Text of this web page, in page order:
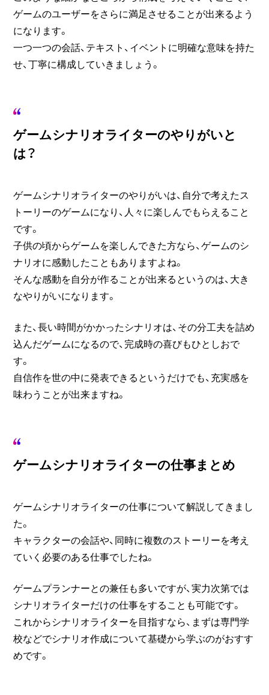
ゲームのユーザーをさらに満足させることが出来るよう
になります。
一つ一つの会話、テキスト、イベントに明確な意味を持た
せ、丁寧に構成していきましょう。
ゲームシナリオライターのやりがいと
は？
ゲームシナリオライターのやりがいは、自分で考えたス
トーリーのゲームになり、人々に楽しんでもらえること
です。
子供の頃からゲームを楽しんできた方なら、ゲームのシ
ナリオに感動したこともありますよね。
そんな感動を自分が作ることが出来るというのは、大き
なやりがいになります。
また、長い時間がかかったシナリオは、その分工夫を詰め
込んだゲームになるので、完成時の喜びもひとしおで
す。
自信作を世の中に発表できるというだけでも、充実感を
味わうことが出来ますね。
ゲームシナリオライターの仕事まとめ
ゲームシナリオライターの仕事について解説してきまし
た。
キャラクターの会話や、同時に複数のストーリーを考え
ていく必要のある仕事でしたね。
ゲームプランナーとの兼任も多いですが、実力次第では
シナリオライターだけの仕事をすることも可能です。
これからシナリオライターを目指すなら、まずは専門学
校などでシナリオ作成について基礎から学ぶのがおすす
めです。